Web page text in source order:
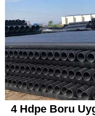
4 Hdpe Boru